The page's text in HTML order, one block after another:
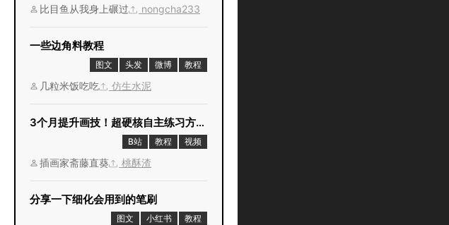
比目鱼从我身上碾过 nongcha233
一些边角料教程
图文 头发 微博 教程
几粒米饭吃吃 仿生水泥
3个月提升画技！超硬核自主练习方法！
B站 教程 视频
插画家斋藤直葵 桃酥渣
分享一下细化会用到的笔刷
图文 小红书 教程